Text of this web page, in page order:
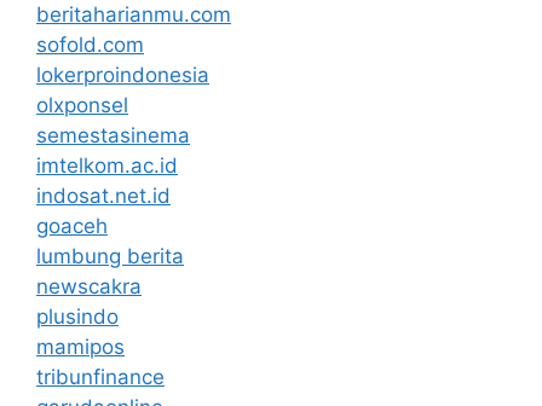
beritaharianmu.com
sofold.com
lokerproindonesia
olxponsel
semestasinema
imtelkom.ac.id
indosat.net.id
goaceh
lumbung berita
newscakra
plusindo
mamipos
tribunfinance